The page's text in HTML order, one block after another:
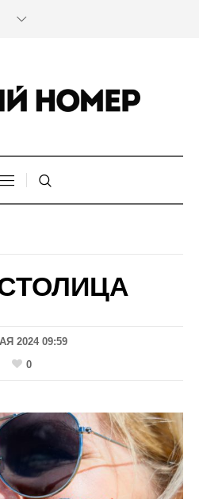
2024 09:59
0